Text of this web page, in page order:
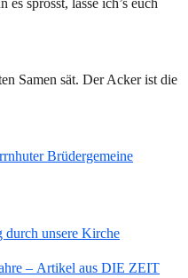
sprosst, lasse ich’s euch
Samen sät. Der Acker ist die
Brüdergemeine
durch unsere Kirche
– Artikel aus DIE ZEIT